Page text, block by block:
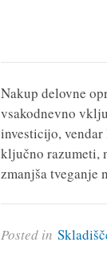
Nakup delovne
vsakodnevno
investicijo, vendar
ključno razumeti,
zmanjša tveganje
Posted in